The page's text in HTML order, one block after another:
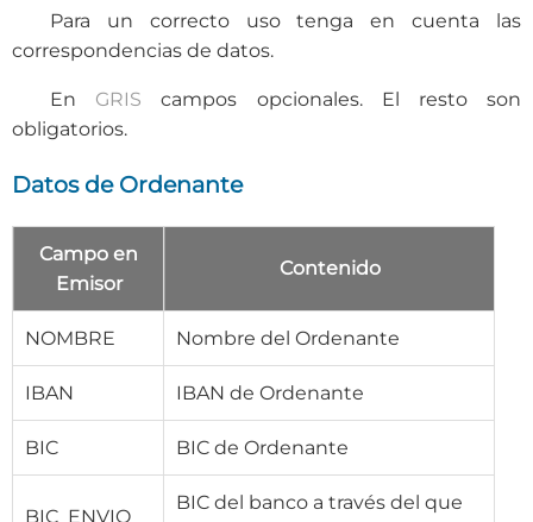
Para un correcto uso tenga en cuenta las
correspondencias de datos.
En GRIS campos opcionales. El resto son
obligatorios.
Datos de Ordenante
Campo en
Emisor
Contenido
NOMBRE Nombre del Ordenante
IBAN IBAN de Ordenante
BIC BIC de Ordenante
BIC_ENVIO
BIC del banco a través del que